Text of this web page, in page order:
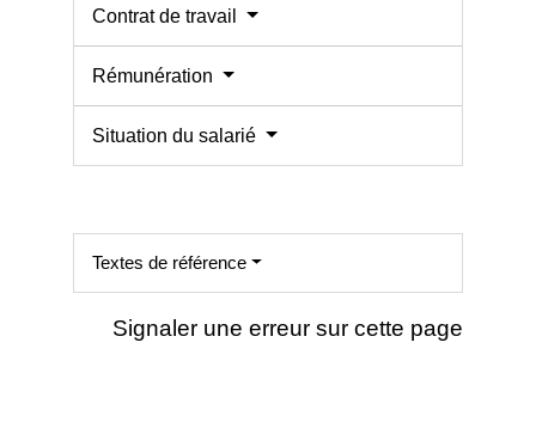
Contrat de travail
Rémunération
Situation du salarié
Textes de référence
Signaler une erreur sur cette page